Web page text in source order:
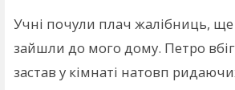
Учні почули плач жалібниць,
зайшли до мого дому. Петро
застав у кімнаті натовп